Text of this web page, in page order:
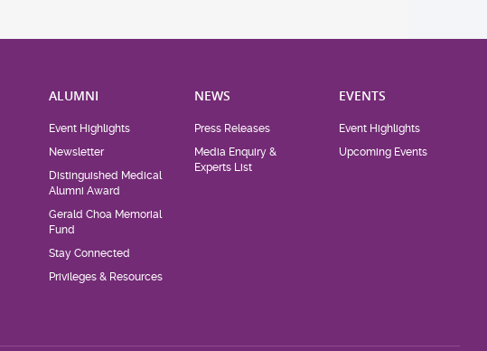
ALUMNI
Event Highlights
Newsletter
Distinguished Medical
Alumni Award
Gerald Choa Memorial
Fund
Stay Connected
Privileges & Resources
NEWS
Press Releases
Media Enquiry &
Experts List
EVENTS
Event Highlights
Upcoming Events